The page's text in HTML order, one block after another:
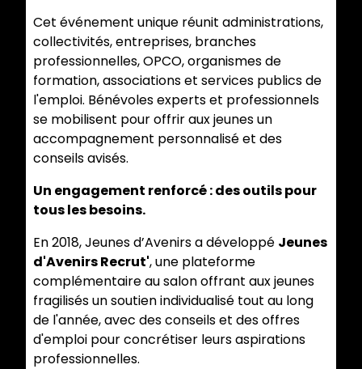
Cet événement unique réunit administrations,
collectivités, entreprises, branches
professionnelles, OPCO, organismes de
formation, associations et services publics de
l'emploi. Bénévoles experts et professionnels
se mobilisent pour offrir aux jeunes un
accompagnement personnalisé et des
conseils avisés.
Un engagement renforcé : des outils pour
tous les besoins.
En 2018, Jeunes d’Avenirs a développé Jeunes
d'Avenirs Recrut', une plateforme
complémentaire au salon offrant aux jeunes
fragilisés un soutien individualisé tout au long
de l'année, avec des conseils et des offres
d'emploi pour concrétiser leurs aspirations
professionnelles.